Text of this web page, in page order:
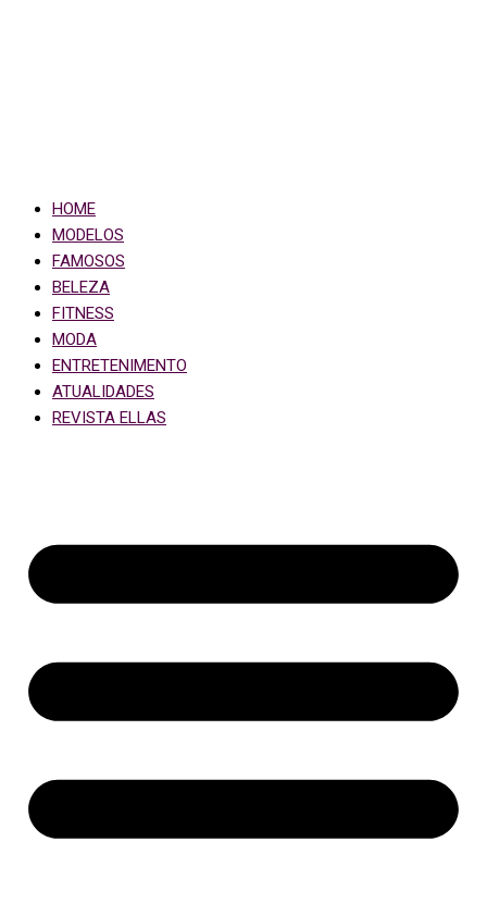
HOME
MODELOS
FAMOSOS
BELEZA
FITNESS
MODA
ENTRETENIMENTO
ATUALIDADES
REVISTA ELLAS